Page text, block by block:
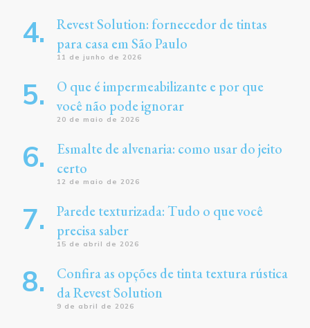
Revest Solution: fornecedor de tintas
para casa em São Paulo
11 de junho de 2026
O que é impermeabilizante e por que
você não pode ignorar
20 de maio de 2026
Esmalte de alvenaria: como usar do jeito
certo
12 de maio de 2026
Parede texturizada: Tudo o que você
precisa saber
15 de abril de 2026
Confira as opções de tinta textura rústica
da Revest Solution
9 de abril de 2026